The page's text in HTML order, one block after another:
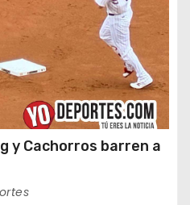
y Cachorros barren a